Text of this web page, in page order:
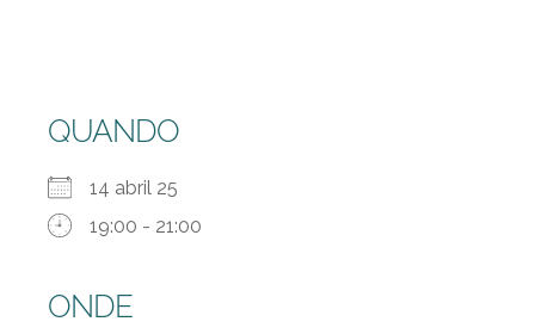
QUANDO
14 abril 25
19:00 - 21:00
ONDE